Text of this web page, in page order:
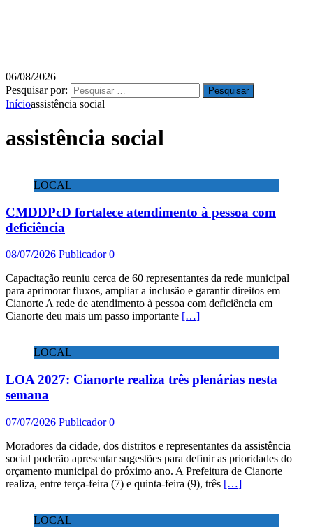
06/08/2026
Pesquisar por:
Inícioassistência social
assistência social
LOCAL
CMDDPcD fortalece atendimento à pessoa com
deficiência
08/07/2026 Publicador 0
Capacitação reuniu cerca de 60 representantes da rede municipal
para aprimorar fluxos, ampliar a inclusão e garantir direitos em
Cianorte A rede de atendimento à pessoa com deficiência em
Cianorte deu mais um passo importante […]
LOCAL
LOA 2027: Cianorte realiza três plenárias nesta
semana
07/07/2026 Publicador 0
Moradores da cidade, dos distritos e representantes da assistência
social poderão apresentar sugestões para definir as prioridades do
orçamento municipal do próximo ano. A Prefeitura de Cianorte
realiza, entre terça-feira (7) e quinta-feira (9), três […]
LOCAL